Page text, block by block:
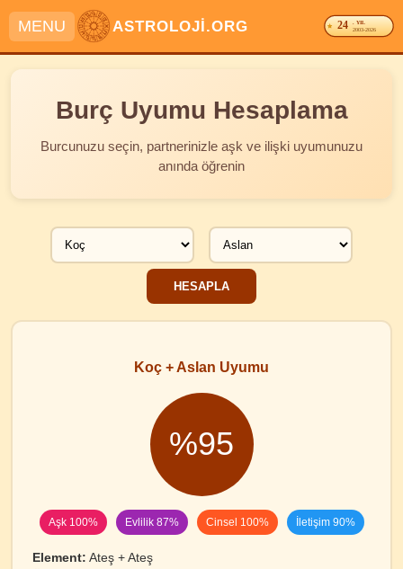
MENU ASTROLOJİ.ORG 24 . YIL
2003-2026
Burç Uyumu Hesaplama
Burcunuzu seçin, partnerinizle aşk ve ilişki uyumunuzu
anında öğrenin
Koç + Aslan Uyumu
%95
Aşk 100% Evlilik 87% Cinsel 100% İletişim 90%
Element: Ateş + Ateş